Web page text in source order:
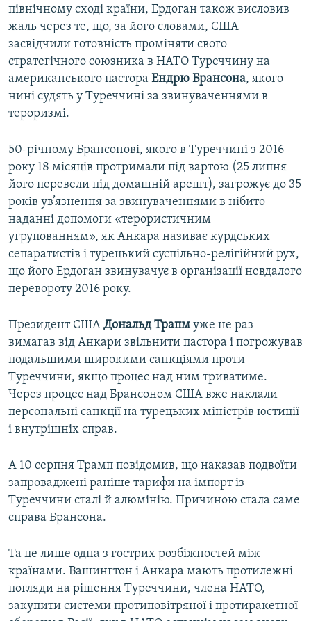
північному сході країни, Ердоган також висловив
жаль через те, що, за його словами, США
засвідчили готовність проміняти свого
стратегічного союзника в НАТО Туреччину на
американського пастора Ендрю Брансона, якого
нині судять у Туреччині за звинуваченнями в
тероризмі.
50-річному Брансонові, якого в Туреччині з 2016
року 18 місяців протримали під вартою (25 липня
його перевели під домашній арешт), загрожує до 35
років ув’язнення за звинуваченнями в нібито
наданні допомоги «терористичним
угрупованням», як Анкара називає курдських
сепаратистів і турецький суспільно-релігійний рух,
що його Ердоган звинувачує в організації невдалого
перевороту 2016 року.
Президент США Дональд Трапм уже не раз
вимагав від Анкари звільнити пастора і погрожував
подальшими широкими санкціями проти
Туреччини, якщо процес над ним триватиме.
Через процес над Брансоном США вже наклали
персональні санкції на турецьких міністрів юстиції
і внутрішніх справ.
А 10 серпня Трамп повідомив, що наказав подвоїти
запроваджені раніше тарифи на імпорт із
Туреччини сталі й алюмінію. Причиною стала саме
справа Брансона.
Та це лише одна з гострих розбіжностей між
країнами. Вашингтон і Анкара мають протилежні
погляди на рішення Туреччини, члена НАТО,
закупити системи протиповітряної і протиракетної